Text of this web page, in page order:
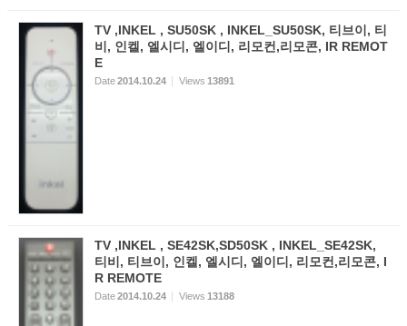
TV ,INKEL , SU50SK , INKEL_SU50SK, 티브이, 티
비, 인켈, 엘시디, 엘이디, 리모컨,리모콘, IR REMOT
E
Date2014.10.24 Views 13891
TV ,INKEL , SE42SK,SD50SK , INKEL_SE42SK,
티비, 티브이, 인켈, 엘시디, 엘이디, 리모컨,리모콘, I
R REMOTE
Date2014.10.24 Views 13188